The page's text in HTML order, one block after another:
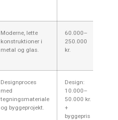
Moderne, lette
konstruktioner i
metal og glas.
60.000–
250.000
kr.
Designproces
med
tegningsmateriale
og byggeprojekt.
Design:
10.000–
50.000 kr.
+
byggepris